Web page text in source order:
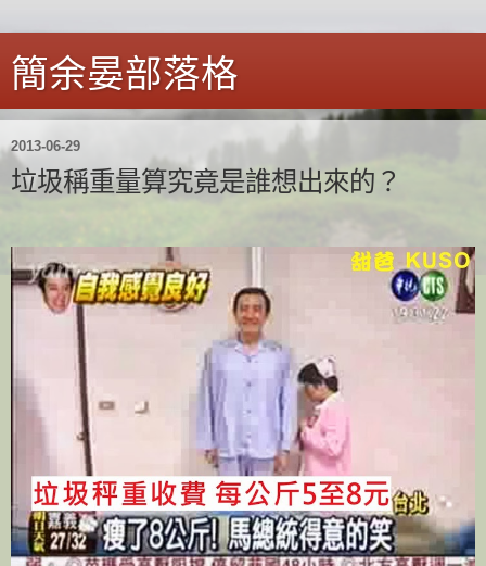
簡余晏部落格
2013-06-29
垃圾稱重量算究竟是誰想出來的？